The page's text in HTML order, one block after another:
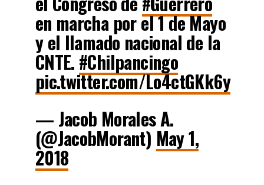
en marcha por el 1 de Mayo
y el llamado nacional de la
CNTE. #Chilpancingo
pic.twitter.com/Lo4ctGKk6y
— Jacob Morales A.
(@JacobMorant) May 1,
2018